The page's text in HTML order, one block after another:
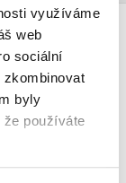
využíváme
web
sociální
zkombinovat
byly
že používáte